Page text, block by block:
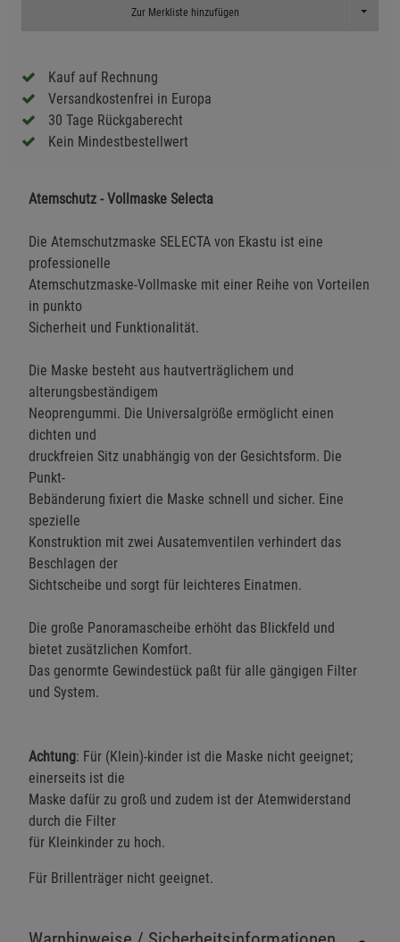
Zur Merkliste hinzufügen Toggle
Kauf auf Rechnung
Versandkostenfrei in Europa
30 Tage Rückgaberecht
Kein Mindestbestellwert
Atemschutz - Vollmaske Selecta
Die Atemschutzmaske SELECTA von Ekastu ist eine
professionelle
Atemschutzmaske-Vollmaske mit einer Reihe von Vorteilen
in punkto
Sicherheit und Funktionalität.
Die Maske besteht aus hautverträglichem und
alterungsbeständigem
Neoprengummi. Die Universalgröße ermöglicht einen
dichten und
druckfreien Sitz unabhängig von der Gesichtsform. Die
Punkt-
Bebänderung fixiert die Maske schnell und sicher. Eine
spezielle
Konstruktion mit zwei Ausatemventilen verhindert das
Beschlagen der
Sichtscheibe und sorgt für leichteres Einatmen.
Die große Panoramascheibe erhöht das Blickfeld und
bietet zusätzlichen Komfort.
Das genormte Gewindestück paßt für alle gängigen Filter
und System.
Achtung: Für (Klein)-kinder ist die Maske nicht geeignet;
einerseits ist die
Maske dafür zu groß und zudem ist der Atemwiderstand
durch die Filter
für Kleinkinder zu hoch.
Für Brillenträger nicht geeignet.